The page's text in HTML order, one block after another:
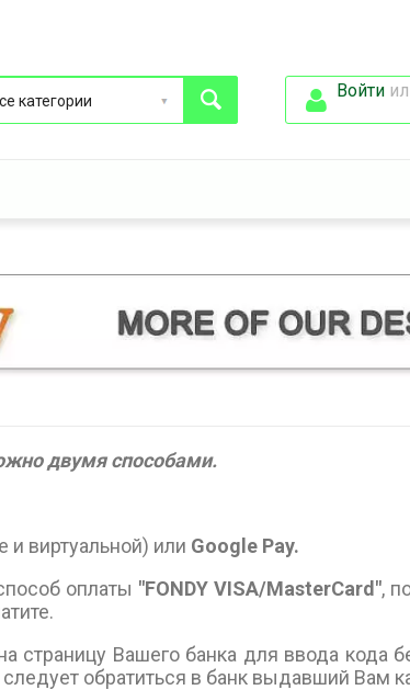
Войти
двумя способами.
и виртуальной) или Google Pay.
оплаты "FONDY VISA/MasterCard",
страницу Вашего банка для ввода кода
обратиться в банк выдавший Вам